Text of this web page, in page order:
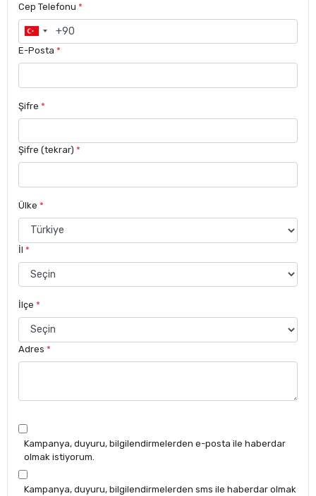
Cep Telefonu *
E-Posta *
Şifre *
Şifre (tekrar) *
Ülke *
İl *
İlçe *
Adres *
Kampanya, duyuru, bilgilendirmelerden e-posta ile haberdar
olmak istiyorum.
Kampanya, duyuru, bilgilendirmelerden sms ile haberdar olmak